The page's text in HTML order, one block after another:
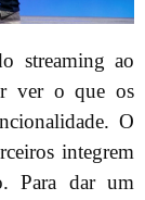
streaming ao
ver o que os
O
integrem
Para dar um